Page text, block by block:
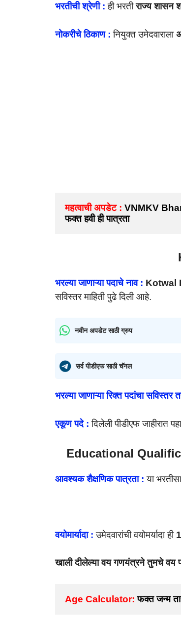
भरतीची श्रेणी :ही भरतीराज्य शासन
नोकरीचे ठिकाण :नियुक्त उमेदवाराला
महत्वाची अपडेट : VNMKV
फक्त हवी ही पात्रता
भरल्या जाणाऱ्या पदाचे नाव : Kotwal
सविस्तर माहिती पुढे दिली आहे.
नवीन अपडेट साठी ग्रुप
सर्व पीडीएफ साठी चॅनल
भरल्या जाणाऱ्या रिक्त पदांचा
एकूण पदे :दिलेली पीडीएफ जाहीरात
Educational
आवश्यक शैक्षणिक पात्रता : या
वयोमार्यादा :उमेदवारांची वयोमर्यादा ही
खाली दीलेल्या वय गणयंत्रने तुमचे वय
Age Calculator: फक्त जन्म